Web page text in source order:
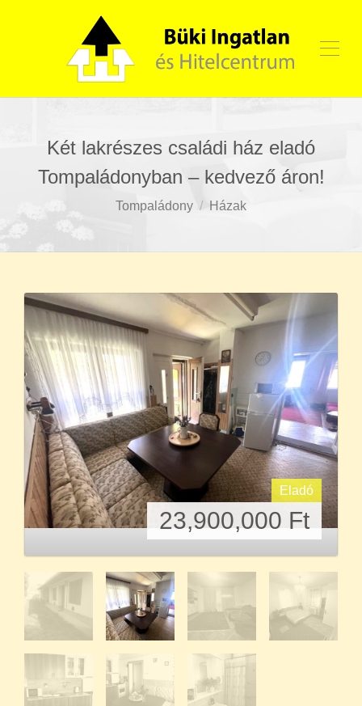
Két lakrészes családi ház eladó
Tompaládonyban – kedvező áron!
Tompaládony Házak
Eladó
23,900,000Ft